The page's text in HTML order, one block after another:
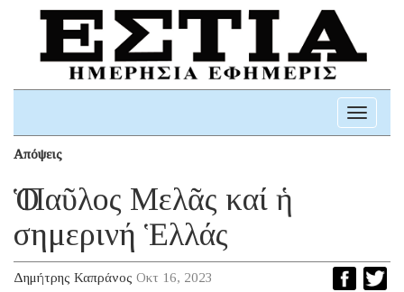
Toggle
Απόψεις
Ὁ Παῦλος Μελᾶς καί ἡ
σημερινή Ἑλλάς
Δημήτρης Καπράνος Οκτ 16, 2023